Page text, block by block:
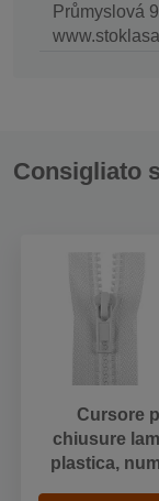
Průmyslová
Consigliato
Cursore
chiusure
plastica,